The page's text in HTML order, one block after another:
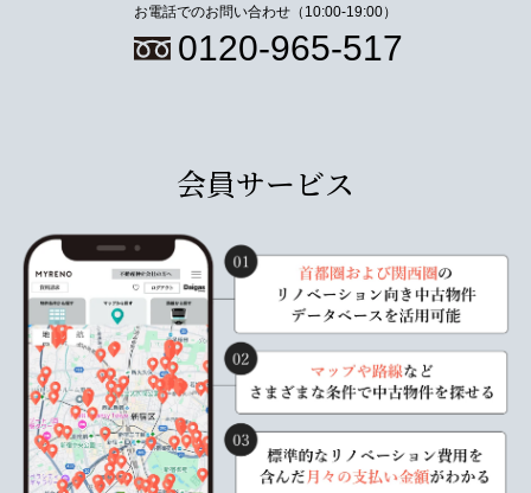
お電話でのお問い合わせ（10:00-19:00）
0120-965-517
会員サービス